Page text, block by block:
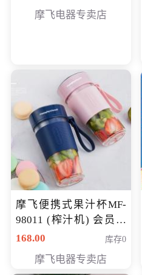
摩飞电器专卖店
摩飞便携式果汁杯MF-
98011 (榨汁机) 会员专
享价138元
168.00 库存0
摩飞电器专卖店